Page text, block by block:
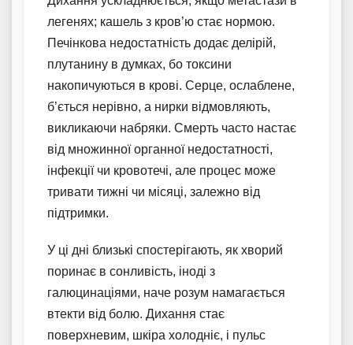
легенях; кашель з кров’ю стає нормою.
Печінкова недостатність додає делірій,
плутанину в думках, бо токсини
накопичуються в крові. Серце, ослаблене,
б’ється нерівно, а нирки відмовляють,
викликаючи набряки. Смерть часто настає
від множинної органної недостатності,
інфекції чи кровотечі, але процес може
тривати тижні чи місяці, залежно від
підтримки.
У ці дні близькі спостерігають, як хворий
поринає в сонливість, іноді з
галюцинаціями, наче розум намагається
втекти від болю. Дихання стає
поверхневим, шкіра холодніє, і пульс